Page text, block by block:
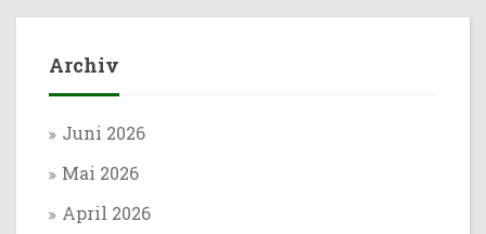
Archiv
Juni 2026
Mai 2026
April 2026